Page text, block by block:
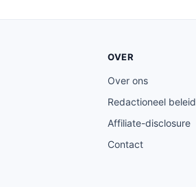
OVER
Over ons
Redactioneel beleid
Affiliate-disclosure
Contact